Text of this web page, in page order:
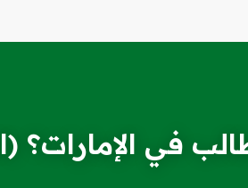
في الإمارات؟